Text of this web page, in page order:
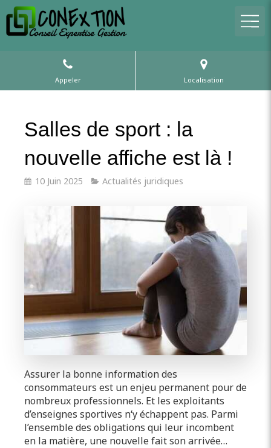
Appeler Localisation
Salles de sport : la
nouvelle affiche est là !
10 Juin 2025 Actualités juridiques
Assurer la bonne information des
consommateurs est un enjeu permanent pour de
nombreux professionnels. Et les exploitants
d’enseignes sportives n‘y échappent pas. Parmi
l’ensemble des obligations qui leur incombent
en la matière, une nouvelle fait son arrivée…